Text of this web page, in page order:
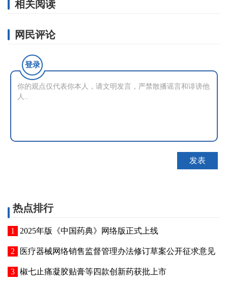
相关阅读
网民评论
登录
热点排行
2025年版《中国药典》网络版正式上线
医疗器械网络销售监督管理办法修订草案公开征求意见
椒七止痛凝胶贴膏等四款创新药获批上市